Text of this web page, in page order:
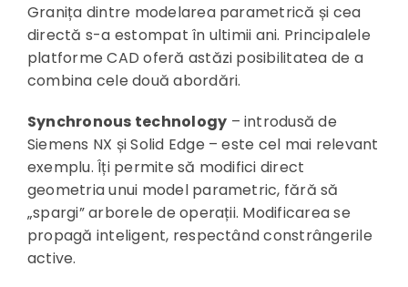
Granița dintre modelarea parametrică și cea
directă s-a estompat în ultimii ani. Principalele
platforme CAD oferă astăzi posibilitatea de a
combina cele două abordări.
Synchronous technology – introdusă de
Siemens NX și Solid Edge – este cel mai relevant
exemplu. Îți permite să modifici direct
geometria unui model parametric, fără să
„spargi” arborele de operații. Modificarea se
propagă inteligent, respectând constrângerile
active.